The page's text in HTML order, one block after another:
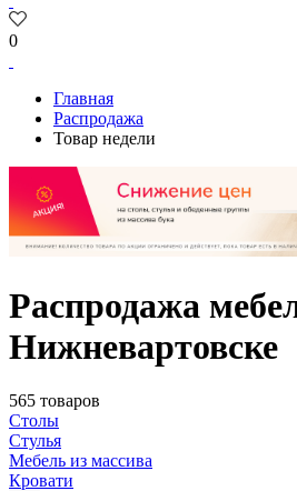
0
Главная
Распродажа
Товар недели
Распродажа
Нижневартовске
565 товаров
Столы
Стулья
Мебель из массива
Кровати